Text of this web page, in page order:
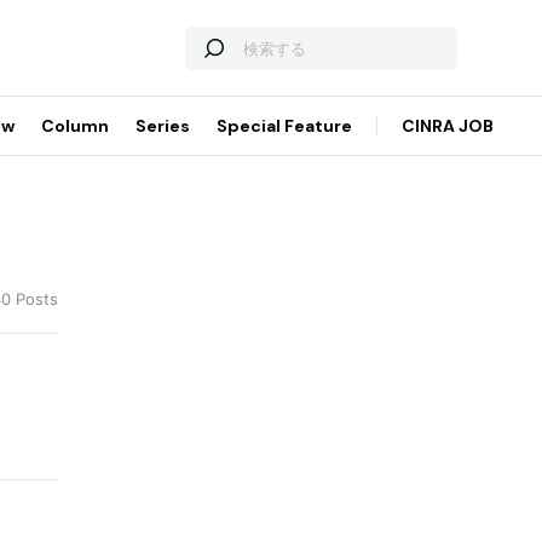
Column Series Special Feature CINRA JOB
Posts